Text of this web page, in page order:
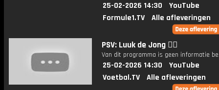
25-02-2026 14:30
YouTube
Formule1.TV
Alle afleveringen
PSV: Luuk de Jong 😮‍💨
Van dit programma is geen informatie
25-02-2026 14:30
YouTube
Voetbal.TV
Alle afleveringen